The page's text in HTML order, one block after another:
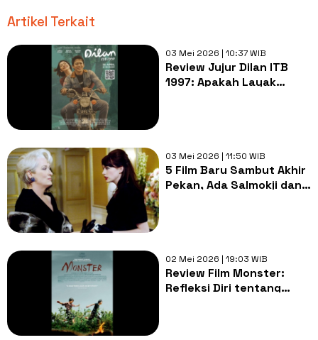
Artikel Terkait
03 Mei 2026 | 10:37 WIB
Review Jujur Dilan ITB
1997: Apakah Layak
03 Mei 2026 | 11:50 WIB
5 Film Baru Sambut Akhir
Pekan, Ada Salmokji dan
02 Mei 2026 | 19:03 WIB
Review Film Monster:
Refleksi Diri tentang